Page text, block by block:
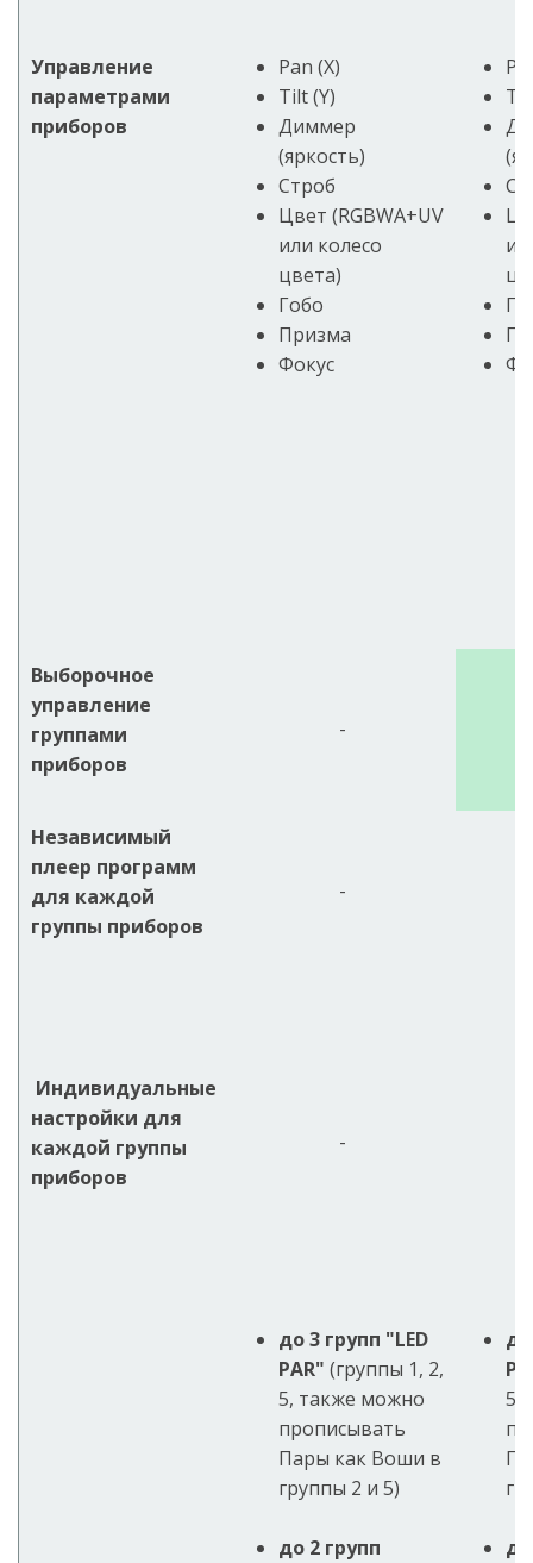
Управление
параметрами
приборов
Pan (X)
Tilt (Y)
Диммер
(яркость)
Строб
Цвет (RGBWA+UV
или колесо
цвета)
Гобо
Призма
Фокус
Выборочное
управление
группами
приборов
-
Независимый
плеер программ
для каждой
группы приборов
-
Индивидуальные
настройки для
каждой группы
приборов
-
до 3 групп "LED
PAR" (группы 1, 2,
5, также можно
прописывать
Пары как Воши в
группы 2 и 5)
до 2 групп
5,